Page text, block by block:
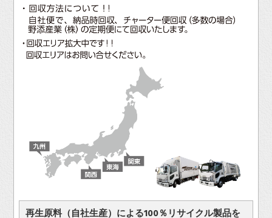
再生原料（自社生産）による100％リサイクル製品を